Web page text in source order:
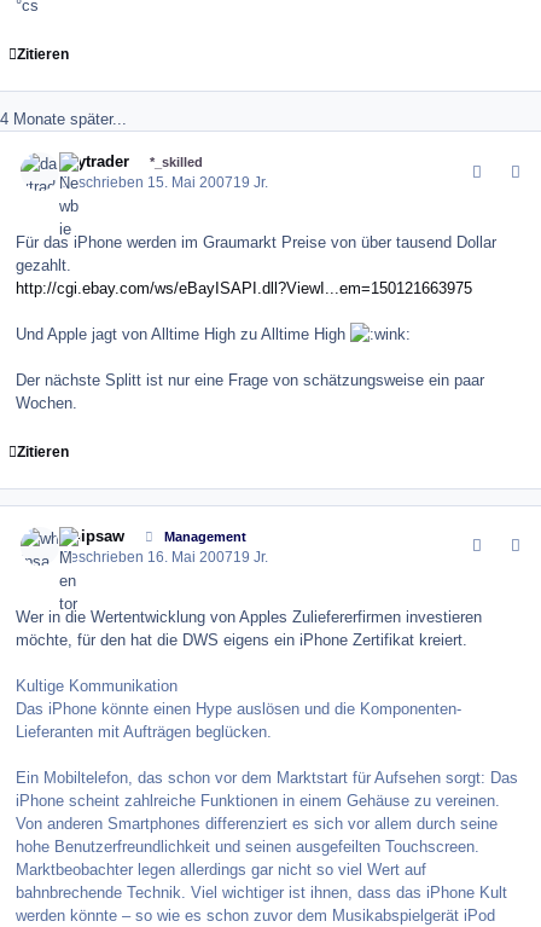
°cs
Zitieren
4 Monate später...
daytrader *_skilled
Geschrieben 15. Mai 200719 Jr.
Für das iPhone werden im Graumarkt Preise von über tausend Dollar
gezahlt.
http://cgi.ebay.com/ws/eBayISAPI.dll?ViewI...em=150121663975
Und Apple jagt von Alltime High zu Alltime High
Der nächste Splitt ist nur eine Frage von schätzungsweise ein paar
Wochen.
Zitieren
whipsaw Management
Geschrieben 16. Mai 200719 Jr.
Wer in die Wertentwicklung von Apples Zuliefererfirmen investieren
möchte, für den hat die DWS eigens ein iPhone Zertifikat kreiert.
Kultige Kommunikation
Das iPhone könnte einen Hype auslösen und die Komponenten-
Lieferanten mit Aufträgen beglücken.
Ein Mobiltelefon, das schon vor dem Marktstart für Aufsehen sorgt: Das
iPhone scheint zahlreiche Funktionen in einem Gehäuse zu vereinen.
Von anderen Smartphones differenziert es sich vor allem durch seine
hohe Benutzerfreundlichkeit und seinen ausgefeilten Touchscreen.
Marktbeobachter legen allerdings gar nicht so viel Wert auf
bahnbrechende Technik. Viel wichtiger ist ihnen, dass das iPhone Kult
werden könnte – so wie es schon zuvor dem Musikabspielgerät iPod